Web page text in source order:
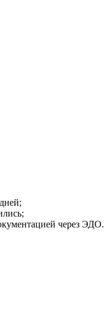
через ЭДО.